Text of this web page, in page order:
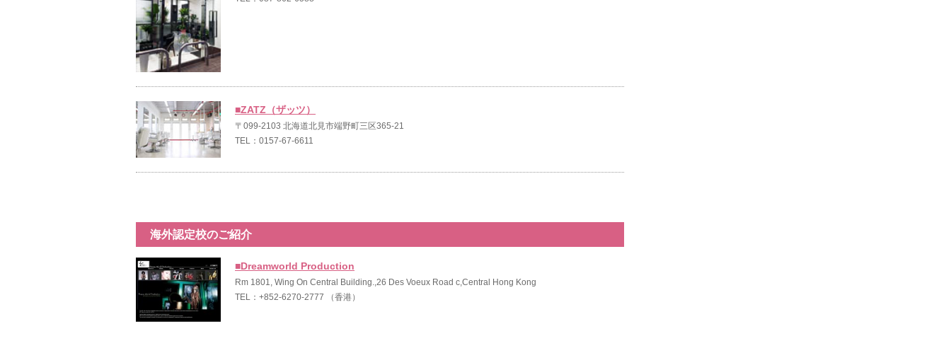
■ZATZ（ザッツ）
〒099-2103 北海道北見市端野町三区365-21
TEL：0157-67-6611
海外認定校のご紹介
■Dreamworld Production
Rm 1801, Wing On Central Building.,26 Des Voeux Road c,Central Hong Kong
TEL：+852-6270-2777 （香港）